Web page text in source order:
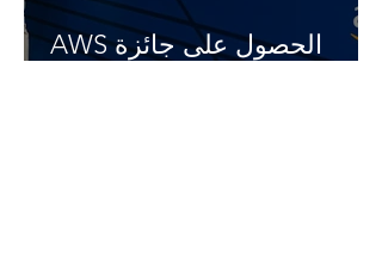
الحصول على جائزة AWS